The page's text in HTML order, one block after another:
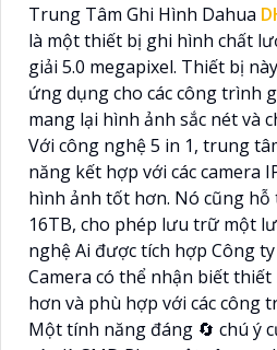
Trung Tâm Ghi Hình Dahua
là một thiết bị ghi hình chất
giải 5.0 megapixel. Thiết bị
ứng dụng cho các công trình
mang lại hình ảnh sắc nét và
Với công nghệ 5 in 1, trung
năng kết hợp với các camera
hình ảnh tốt hơn. Nó cũng hỗ
16TB, cho phép lưu trữ một
nghệ Ai được tích hợp Công
Camera có thể nhận biết
hơn và phù hợp với các công
Một tính năng đáng 🔄 chú ý